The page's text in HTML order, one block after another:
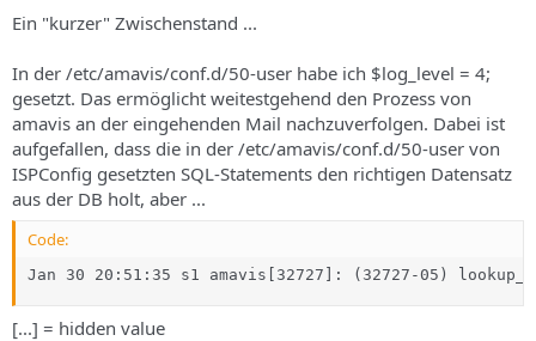
Ein "kurzer" Zwischenstand ...
In der /etc/amavis/conf.d/50-user habe ich $log_level = 4;
gesetzt. Das ermöglicht weitestgehend den Prozess von
amavis an der eingehenden Mail nachzuverfolgen. Dabei ist
aufgefallen, dass die in der /etc/amavis/conf.d/50-user von
ISPConfig gesetzten SQL-Statements den richtigen Datensatz
aus der DB holt, aber ...
Code:
Jan 30 20:51:35 s1 amavis[32727]: (32727-05)
[...] = hidden value